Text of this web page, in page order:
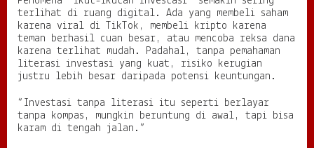
s
t
a
s
i
,
u
k
terlihat di ruang digital. Ada yang membeli saham
karena viral di TikTok, membeli kripto karena
teman berhasil cuan besar, atau mencoba reksa dana
karena terlihat mudah. Padahal, tanpa pemahaman
literasi investasi yang kuat, risiko kerugian
justru lebih besar daripada potensi keuntungan.
“Investasi tanpa literasi itu seperti berlayar
tanpa kompas, mungkin beruntung di awal, tapi bisa
karam di tengah jalan.”